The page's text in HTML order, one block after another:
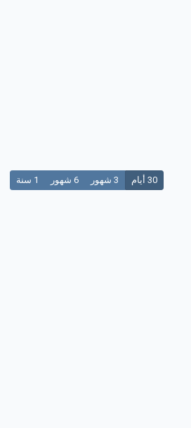
30 أيام 3 شهور 6 شهور 1 سنة